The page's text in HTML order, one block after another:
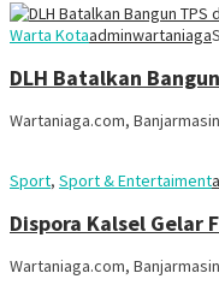
Warta Kotaadminwartaniaga
DLH Batalkan
Wartaniaga.com,
Sport, Sport & Entertaiment
Dispora Kalsel Gelar
Wartaniaga.com,